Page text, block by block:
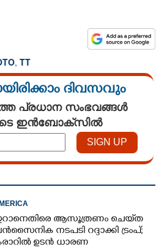
, TT
ദിവസവും
പ്രധാന സംഭവങ്ങൾ
ഇൻബോക്സിൽ
ആസൂത്രണം ചെയ്‌ത
നടപടി റദ്ദാക്കി ട്രംപ്;
ഉടൻ ധാരണ